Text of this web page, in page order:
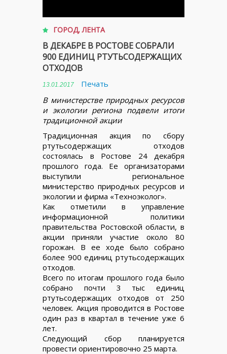
ГОРОД,ЛЕНТА
В ДЕКАБРЕ В РОСТОВЕ СОБРАЛИ
900 ЕДИНИЦ РТУТЬСОДЕРЖАЩИХ
ОТХОДОВ
13.01.2017
Печать
В министерстве природных ресурсов
и экологии региона подвели итоги
традиционной акции
Традиционная акция по сбору
ртутьсодержащих отходов
состоялась в Ростове 24 декабря
прошлого года. Ее организаторами
выступили региональное
министерство природных ресурсов и
экологии и фирма «Техноэколог».
Как отметили в управление
информационной политики
правительства Ростовской области, в
акции приняли участие около 80
горожан. В ее ходе было собрано
более 900 единиц ртутьсодержащих
отходов.
Всего по итогам прошлого года было
собрано почти 3 тыс единиц
ртутьсодержащих отходов от 250
человек. Акция проводится в Ростове
один раз в квартал в течение уже 6
лет.
Следующий сбор планируется
провести ориентировочно 25 марта.